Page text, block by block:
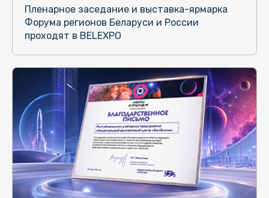
Пленарное заседание и выставка-ярмарка
Форума регионов Беларуси и России
проходят в BELEXPO